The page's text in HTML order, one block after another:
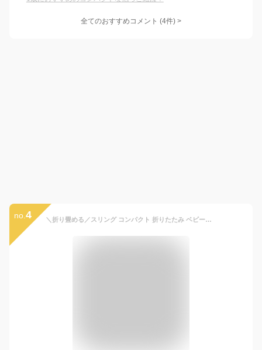
全てのおすすめコメント (4件) >
no. 4 ＼折り畳める／スリング コンパクト 折りたたみ ベビースリング セカンド抱っこ紐 セカンド抱っこひも 抱っこ紐 抱っこひも だっこひも セカンド ヒップシート 簡単 超軽量 洗える 腰すわり〜20kgまで 暑さ対策 片手抱っこ 男女兼用 斜めがけ 旅行 ヒョウ柄 パパ